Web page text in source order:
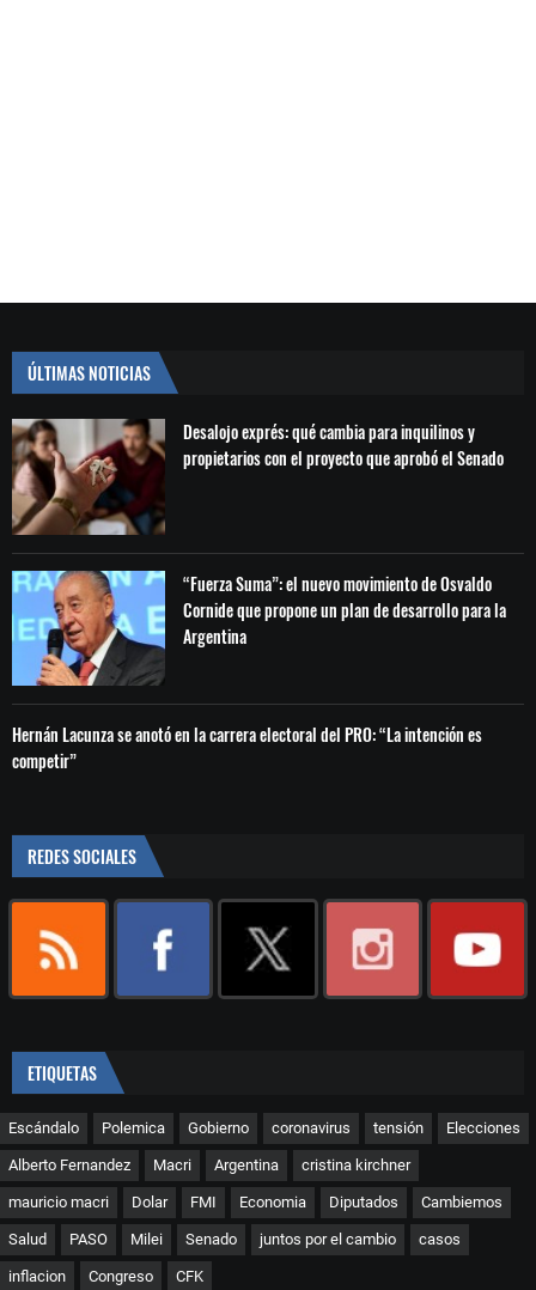
ÚLTIMAS NOTICIAS
Desalojo exprés: qué cambia para inquilinos y
propietarios con el proyecto que aprobó el Senado
“Fuerza Suma”: el nuevo movimiento de Osvaldo
Cornide que propone un plan de desarrollo para la
Argentina
Hernán Lacunza se anotó en la carrera electoral del PRO: “La intención es
competir”
REDES SOCIALES
ETIQUETAS
Escándalo Polemica Gobierno coronavirus tensión Elecciones
Alberto Fernandez Macri Argentina cristina kirchner
mauricio macri Dolar FMI Economia Diputados Cambiemos
Salud PASO Milei Senado juntos por el cambio casos
inflacion Congreso CFK